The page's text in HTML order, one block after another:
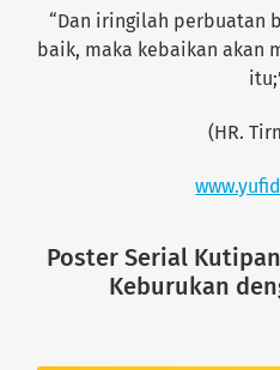
“Dan iringilah perbuatan
baik, maka kebaikan akan
(HR.
Poster Serial
Keburukan